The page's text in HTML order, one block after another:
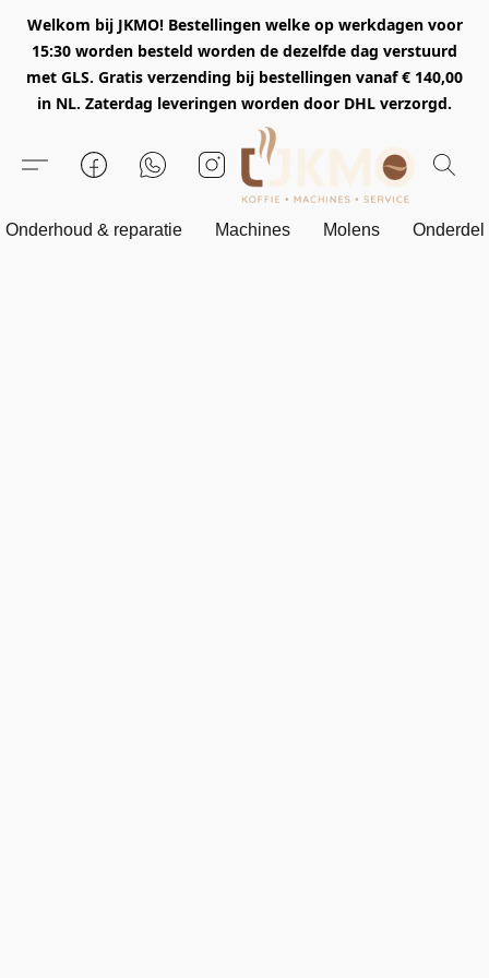
Welkom bij JKMO! Bestellingen welke op werkdagen voor
15:30 worden besteld worden de dezelfde dag verstuurd
met GLS. Gratis verzending bij bestellingen vanaf € 140,00
in NL. Zaterdag leveringen worden door DHL verzorgd.
Onderhoud & reparatie Machines Molens